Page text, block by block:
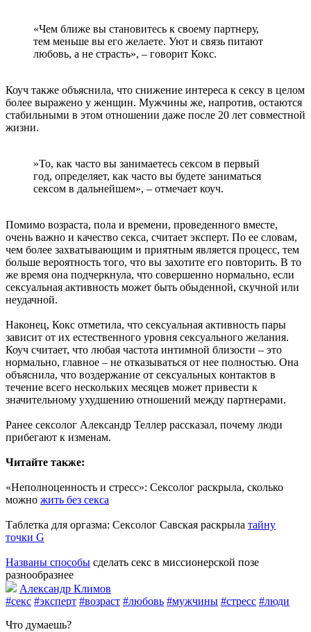
«Чем ближе вы становитесь к своему партнеру,
тем меньше вы его желаете. Уют и связь питают
любовь, а не страсть», – говорит Кокс.
Коуч также объяснила, что снижение интереса к сексу в целом
более выражено у женщин. Мужчины же, напротив, остаются
стабильными в этом отношении даже после 20 лет совместной
жизни.
»То, как часто вы занимаетесь сексом в первый
год, определяет, как часто вы будете заниматься
сексом в дальнейшем», – отмечает коуч.
Помимо возраста, пола и времени, проведенного вместе,
очень важно и качество секса, считает эксперт. По ее словам,
чем более захватывающим и приятным является процесс, тем
больше вероятность того, что вы захотите его повторить. В то
же время она подчеркнула, что совершенно нормально, если
сексуальная активность может быть обыденной, скучной или
неудачной.
Наконец, Кокс отметила, что сексуальная активность пары
зависит от их естественного уровня сексуального желания.
Коуч считает, что любая частота интимной близости – это
нормально, главное – не отказываться от нее полностью. Она
объяснила, что воздержание от сексуальных контактов в
течение всего нескольких месяцев может привести к
значительному ухудшению отношений между партнерами.
Ранее сексолог Александр Теллер рассказал, почему люди
прибегают к изменам.
Читайте также:
«Неполноценность и стресс»: Сексолог раскрыла, сколько
можно жить без секса
Таблетка для оргазма: Сексолог Савская раскрыла тайну
точки G
Названы способы сделать секс в миссионерской позе
разнообразнее
Александр Климов
#секс #эксперт #возраст #любовь #мужчины #стресс #люди
Что думаешь?